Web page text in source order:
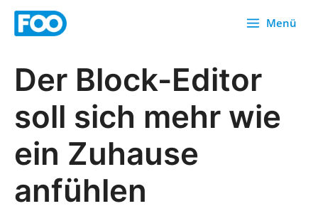
Zum
Inhalt
Menü
Der Block-Editor
soll sich mehr wie
ein Zuhause
anfühlen